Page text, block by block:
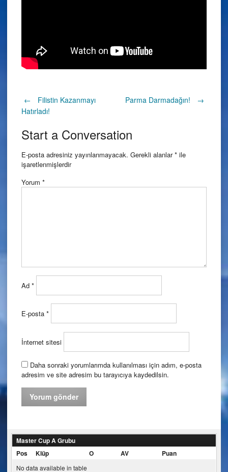
Post
navigation
←
Filistin Kazanmayı
Hatırladı!
Parma Darmadağın! →
Start a Conversation
E-posta adresiniz yayınlanmayacak. Gerekli alanlar* ile
işaretlenmişlerdir
Yorum *
Ad *
E-posta *
İnternet sitesi
Daha sonraki yorumlarımda kullanılması için adım, e-posta
adresim ve site adresim bu tarayıcıya kaydedilsin.
Master Cup A Grubu
Pos
Klüp O AV Puan
No data available in table